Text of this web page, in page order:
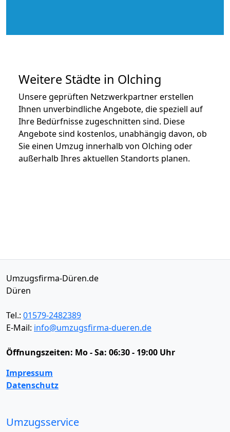
Weitere Städte in Olching
Unsere geprüften Netzwerkpartner erstellen
Ihnen unverbindliche Angebote, die speziell auf
Ihre Bedürfnisse zugeschnitten sind. Diese
Angebote sind kostenlos, unabhängig davon, ob
Sie einen Umzug innerhalb von Olching oder
außerhalb Ihres aktuellen Standorts planen.
Umzugsfirma-Düren.de
Düren
Tel.: 01579-2482389
E-Mail: info@umzugsfirma-dueren.de
Öffnungszeiten: Mo - Sa: 06:30 - 19:00 Uhr
Impressum
Datenschutz
Umzugsservice